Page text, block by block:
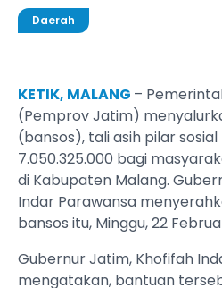
Daerah
KETIK, MALANG –
(Pemprov Jatim)
(bansos), tali asih pilar
7.050.325.000 bagi
di Kabupaten Malang.
Indar Parawansa
bansos itu, Minggu, 22
Gubernur Jatim, Khofifah
mengatakan, bantuan